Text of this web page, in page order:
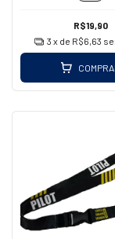
R$19,90
3 x de R$6,63